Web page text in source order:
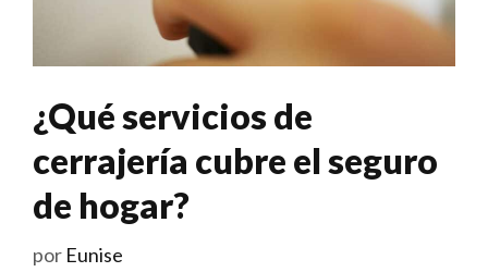
¿Qué servicios de
cerrajería cubre el seguro
de hogar?
por Eunise